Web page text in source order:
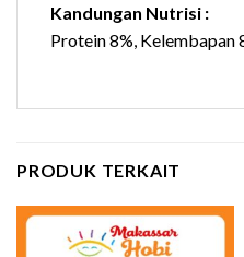
Kandungan Nutrisi :
Protein 8%, Kelembapan
PRODUK TERKAIT